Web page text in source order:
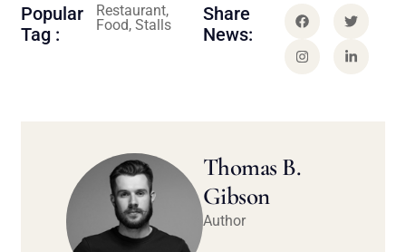
Popular
Tag :
Restaurant,
Food, Stalls
Share
News:
Thomas B.
Gibson
Author